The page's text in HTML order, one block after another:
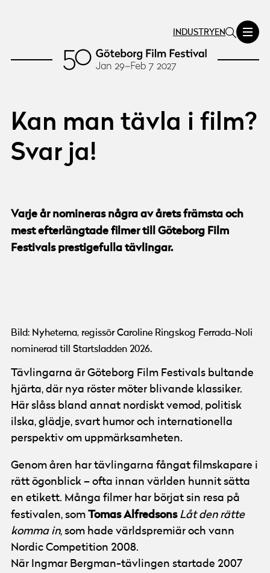
INDUSTRY EN
Kan man tävla i film?
Svar ja!
Varje år nomineras några av årets främsta och
mest efterlängtade filmer till Göteborg Film
Festivals prestigefulla tävlingar.
Bild: Nyheterna, regissör Caroline Ringskog Ferrada-Noli
nominerad till Startsladden 2026.
Tävlingarna är Göteborg Film Festivals bultande
hjärta, där nya röster möter blivande klassiker.
Här slåss bland annat nordiskt vemod, politisk
ilska, glädje, svart humor och internationella
perspektiv om uppmärksamheten.
Genom åren har tävlingarna fångat filmskapare i
rätt ögonblick – ofta innan världen hunnit sätta
en etikett. Många filmer har börjat sin resa på
festivalen, som Tomas Alfredsons Låt den rätte
komma in, som hade världspremiär och vann
Nordic Competition 2008.
När Ingmar Bergman-tävlingen startade 2007